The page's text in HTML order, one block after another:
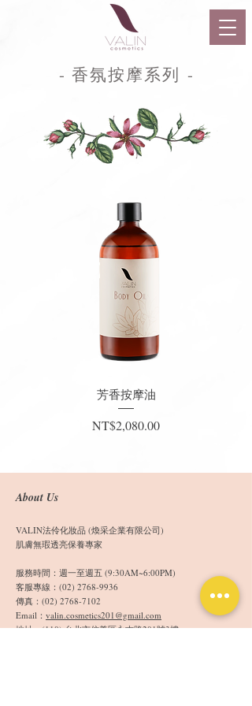
- 香氛按摩系列-
芳香按摩油
價格
NT$2,080.00
About Us
VALIN法伶化妝品 (煥采企業有限公司)
肌膚無瑕透亮保養專家
服務時間：週一至週五 (9:30AM~6:00PM)
客服專線：(02) 2768-9936
傳真：(02) 2768-7102
Email： valin.cosmetics201@gmail.com
​地址：(110) 台北市信義區永吉路201號3樓